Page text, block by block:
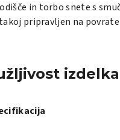
in torbo snete s
pripravljen na
izdelka